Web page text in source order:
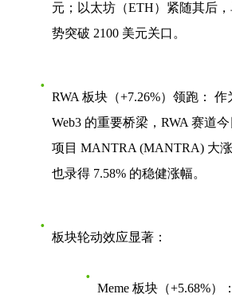
元；以太坊（ETH）紧随其后
势突破 2100 美元关口。
RWA 板块（+7.26%）领跑：
作
Web3 的重要桥梁，RWA 赛道
项目 MANTRA (MANTRA) 大涨
也录得 7.58% 的稳健涨幅。
板块轮动效应显著：
Meme 板块（+5.68%）：